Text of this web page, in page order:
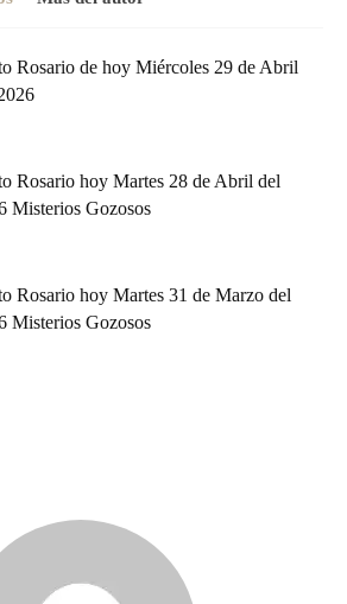
Rosario de hoy Miércoles 29 de Abril
Rosario hoy Martes 28 de Abril del
Misterios Gozosos
Rosario hoy Martes 31 de Marzo del
Misterios Gozosos